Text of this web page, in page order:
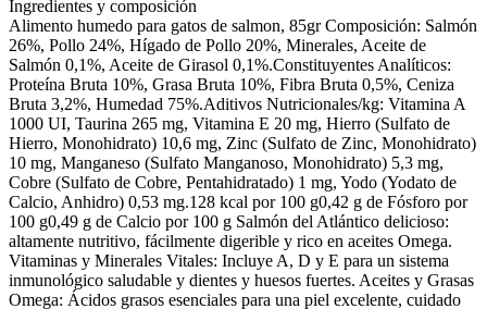
Ingredientes y composición
Alimento humedo para gatos de salmon, 85gr Composición: Salmón
26%, Pollo 24%, Hígado de Pollo 20%, Minerales, Aceite de
Salmón 0,1%, Aceite de Girasol 0,1%.Constituyentes Analíticos:
Proteína Bruta 10%, Grasa Bruta 10%, Fibra Bruta 0,5%, Ceniza
Bruta 3,2%, Humedad 75%.Aditivos Nutricionales/kg: Vitamina A
1000 UI, Taurina 265 mg, Vitamina E 20 mg, Hierro (Sulfato de
Hierro, Monohidrato) 10,6 mg, Zinc (Sulfato de Zinc, Monohidrato)
10 mg, Manganeso (Sulfato Manganoso, Monohidrato) 5,3 mg,
Cobre (Sulfato de Cobre, Pentahidratado) 1 mg, Yodo (Yodato de
Calcio, Anhidro) 0,53 mg.128 kcal por 100 g0,42 g de Fósforo por
100 g0,49 g de Calcio por 100 g Salmón del Atlántico delicioso:
altamente nutritivo, fácilmente digerible y rico en aceites Omega.
Vitaminas y Minerales Vitales: Incluye A, D y E para un sistema
inmunológico saludable y dientes y huesos fuertes. Aceites y Grasas
Omega: Ácidos grasos esenciales para una piel excelente, cuidado